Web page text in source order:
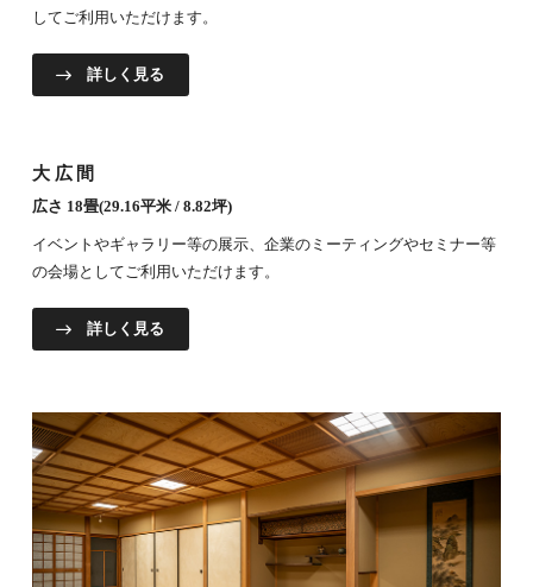
してご利用いただけます。
詳しく見る
大広間
広さ 18畳(29.16平米 / 8.82坪)
イベントやギャラリー等の展示、企業のミーティングやセミナー等
の会場としてご利用いただけます。
詳しく見る